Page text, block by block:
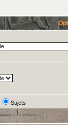
Sujets